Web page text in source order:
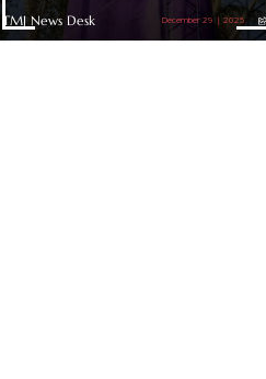
TMJ News Desk December 29 | 2025